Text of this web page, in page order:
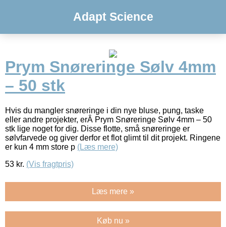
Adapt Science
Prym Snøreringe Sølv 4mm
– 50 stk
Hvis du mangler snøreringe i din nye bluse, pung, taske
eller andre projekter, erÂ Prym Snøreringe Sølv 4mm – 50
stk lige noget for dig. Disse flotte, små snøreringe er
sølvfarvede og giver derfor et flot glimt til dit projekt. Ringene
er kun 4 mm store p (Læs mere)
53 kr. (Vis fragtpris)
Læs mere »
Køb nu »